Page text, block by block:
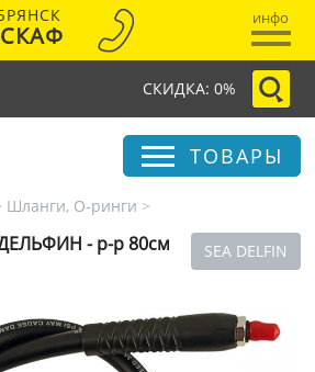
инфо
СКИДКА: 0%
ТОВАРЫ
Шланги, О-ринги >
SEA DELFIN
- р-р 80см